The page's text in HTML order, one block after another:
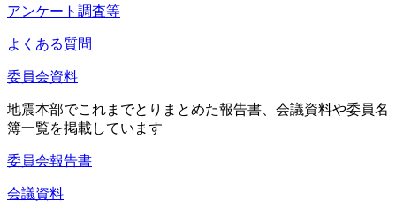
アンケート調査等
よくある質問
委員会資料
地震本部でこれまでとりまとめた報告書、会議資料や委員名
簿一覧を掲載しています
委員会報告書
会議資料